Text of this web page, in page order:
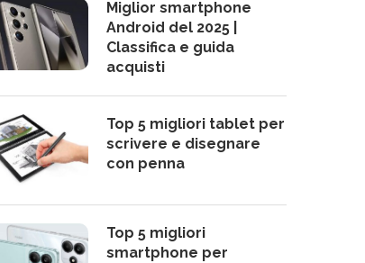
Miglior smartphone
Android del 2025 |
Classifica e guida
acquisti
Top 5 migliori tablet per
scrivere e disegnare
con penna
Top 5 migliori
smartphone per